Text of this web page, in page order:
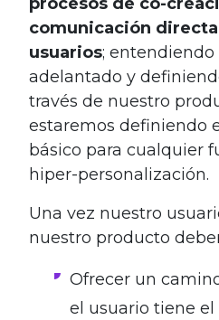
comunicación
usuarios;
adelantado y
través de nuestro
estaremos definiendo
básico para cualquier
hiper-personalización.
Una vez nuestro
nuestro producto
Ofrecer un
el usuario tiene